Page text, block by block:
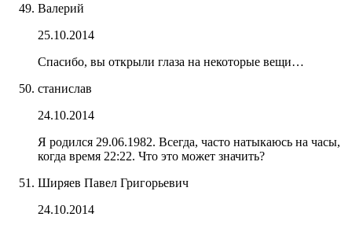
Валерий
25.10.2014
Спасибо, вы открыли глаза на некоторые вещи…
станислав
24.10.2014
Я родился 29.06.1982. Всегда, часто натыкаюсь на часы,
когда время 22:22. Что это может значить?
Ширяев Павел Григорьевич
24.10.2014